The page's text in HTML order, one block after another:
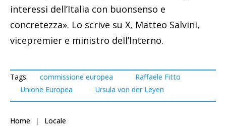
interessi dell’Italia con buonsenso e
concretezza». Lo scrive su X, Matteo Salvini,
vicepremier e ministro dell’Interno.
Tags: commissione europea
Raffaele Fitto
Unione Europea
Ursula von der Leyen
Home Locale